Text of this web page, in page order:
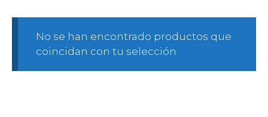
No se han encontrado productos que
coincidan con tu selección.